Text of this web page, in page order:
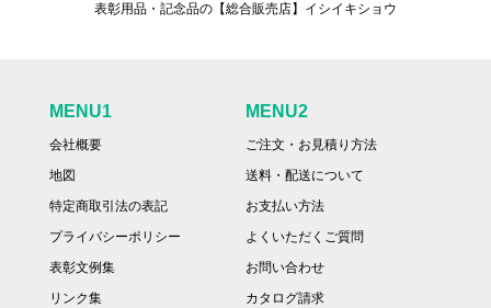
表彰用品・記念品の【総合販売店】イシイキショウ
MENU1
会社概要
地図
特定商取引法の表記
プライバシーポリシー
表彰文例集
リンク集
MENU2
ご注文・お見積り方法
送料・配送について
お支払い方法
よくいただくご質問
お問い合わせ
カタログ請求